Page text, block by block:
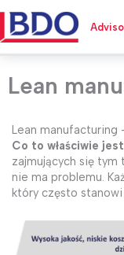
treści
Lean
Lean manufacturing
Co to właściwie jest
zajmujących się tym
nie ma problemu.
który często